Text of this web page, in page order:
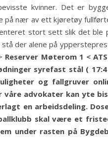
kvinner. Det er
på nær av ett kjøretøy
stort sett slik det ble
der alene på
Reserver Møterom 1 <
syrefast stål (
og fallgruver
advokater kan yte
en arbeidsdeling.
skal være et
under rasten på